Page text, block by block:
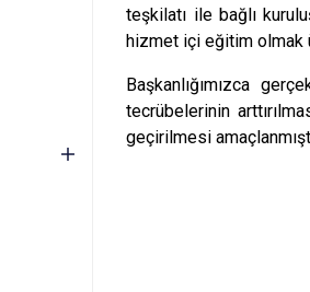
teşkilatı ile bağlı
hizmet içi eğitim olmak
Başkanlığımızca
tecrübelerinin
geçirilmesi